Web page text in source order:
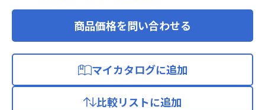
商品価格を問い合わせる
マイカタログに追加
比較リストに追加